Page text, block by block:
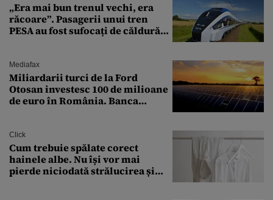
„Era mai bun trenul vechi, era
răcoare”. Pasagerii unui tren
PESA au fost sufocați de căldură
Mediafax
Miliardarii turci de la Ford
Otosan investesc 100 de milioane
de euro în România. Banca
Click
Cum trebuie spălate corect
hainele albe. Nu își vor mai
pierde niciodată strălucirea și